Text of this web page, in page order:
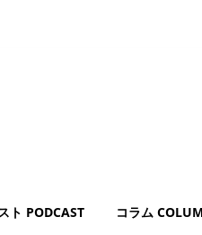
ト PODCAST コラム